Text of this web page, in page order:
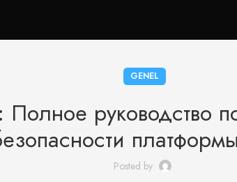
GENEL
руководство
Posted by